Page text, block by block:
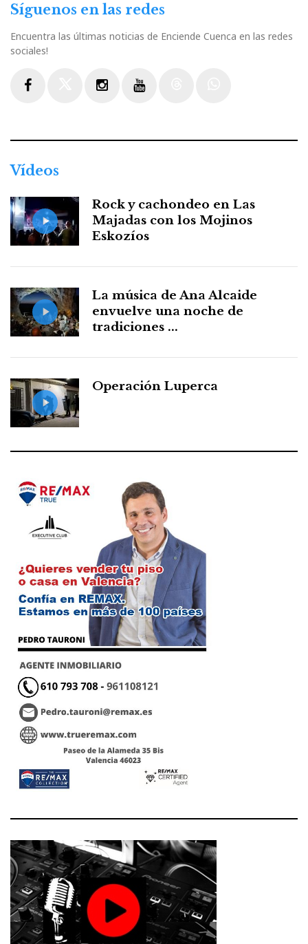
Síguenos en las redes
Encuentra las últimas noticias de Enciende Cuenca en las redes
sociales!
Vídeos
Rock y cachondeo en Las
Majadas con los Mojinos
Eskozíos
La música de Ana Alcaide
envuelve una noche de
tradiciones ...
Operación Luperca